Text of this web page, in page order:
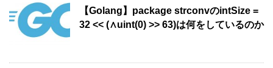
【Golang】package strconvのintSize =
32 << (∧uint(0) >> 63)は何をしているのか